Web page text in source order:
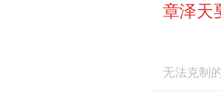
章泽天
无法克制